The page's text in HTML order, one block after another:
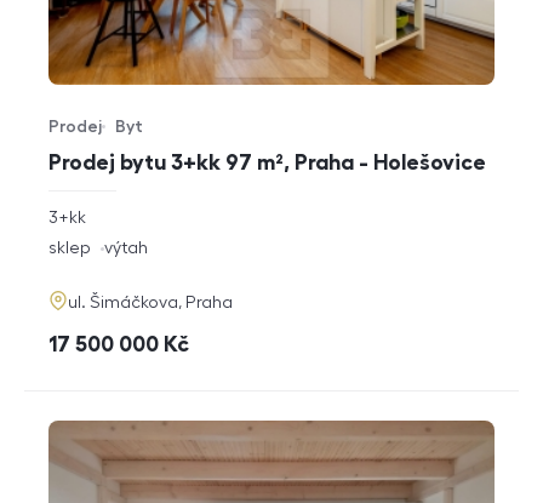
Prodej bytu 3+kk 97 m², Praha - Holešovice
Typ nabídky
Prodej
Typ nemovitosti
Byt
rozměry
dispozice
3+kk
funkce
sklep výtah
adresa
ul. Šimáčkova, Praha
cena
17 500 000 Kč